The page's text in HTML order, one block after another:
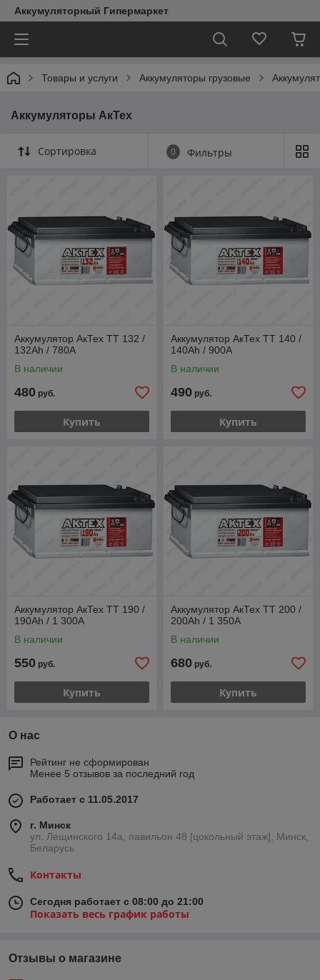
Аккумуляторный Гипермаркет
Товары и услуги Аккумуляторы грузовые
Аккумуляторы АкТех
Сортировка 0 Фильтры
Аккумулятор АкТех TT 132 /
132Ah / 780А
В наличии
480 руб.
Купить
Аккумулятор АкТех TT 140 /
140Ah / 900А
В наличии
490 руб.
Купить
Аккумулятор АкТех TT 190 /
190Ah / 1 300А
В наличии
550 руб.
Купить
Аккумулятор АкТех TT 200 /
200Ah / 1 350А
В наличии
680 руб.
Купить
О нас
Рейтинг не сформирован
Менее 5 отзывов за последний год
Работает с 11.05.2017
г. Минск
ул. Лещинского 14а, павильон 48 [цокольный этаж], Минск,
Беларусь
Контакты
Сегодня работает с 08:00 до 21:00
Показать весь график работы
Отзывы о магазине